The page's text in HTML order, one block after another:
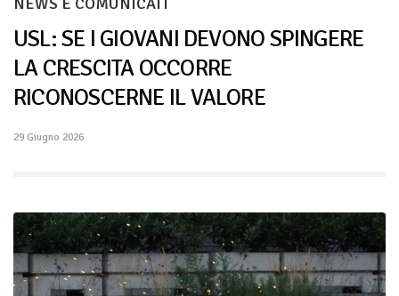
USL: SE I GIOVANI DEVONO SPINGERE
LA CRESCITA OCCORRE
RICONOSCERNE IL VALORE
29 Giugno 2026